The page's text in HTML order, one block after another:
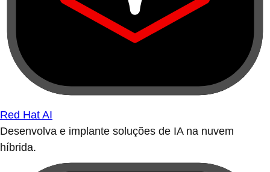
Red Hat AI
Desenvolva e implante soluções de IA na nuvem
híbrida.